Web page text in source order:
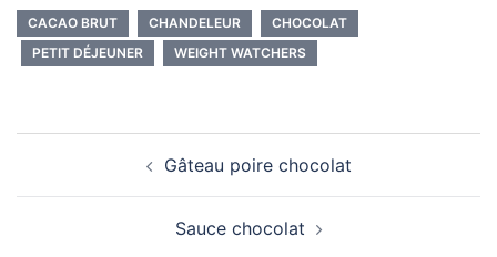
CACAO BRUT CHANDELEUR
CHOCOLAT
PETIT DÉJEUNER
WEIGHT WATCHERS
Gâteau poire chocolat
Sauce chocolat